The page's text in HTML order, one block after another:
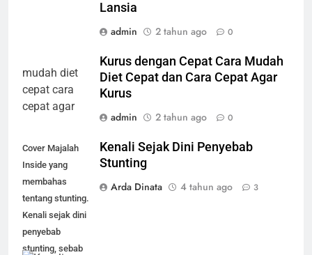
Lansia
admin
2 tahun ago 0
Kurus dengan Cepat Cara Mudah
Diet Cepat dan Cara Cepat Agar
Kurus
admin
2 tahun ago 0
Cover Majalah
Inside yang
membahas
tentang stunting.
Kenali sejak dini
penyebab
stunting, sebab
Kenali Sejak Dini Penyebab
Stunting
Arda Dinata
4 tahun ago 3